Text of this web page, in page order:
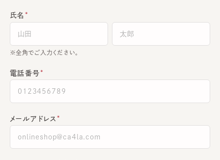
氏名
全角でご入力ください。
電話番号
メールアドレス